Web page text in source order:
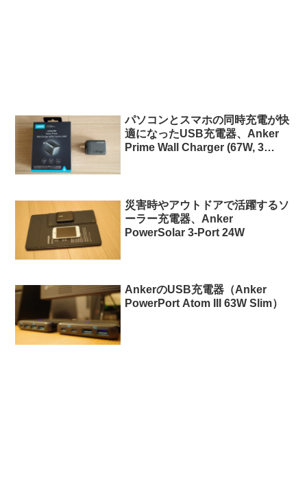
パソコンとスマホの同時充電が快
適になったUSB充電器、Anker
Prime Wall Charger (67W, 3
災害時やアウトドアで活躍するソ
ーラー充電器、Anker
PowerSolar 3-Port 24W
AnkerのUSB充電器（Anker
PowerPort Atom III 63W Slim）